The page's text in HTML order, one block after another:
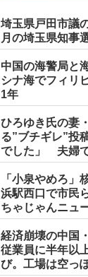
埼玉県戸田市議
月の埼玉県知事
中国の海警局と
シナ海でフィリ
1年
ひろゆき氏の妻
る”ブチギレ”投
でした」 夫婦
「小泉やめろ」
浜駅西口で市民
ちゃじゃんニュ
経済崩壊の中国
従業員に半年以
び。工場は空っ